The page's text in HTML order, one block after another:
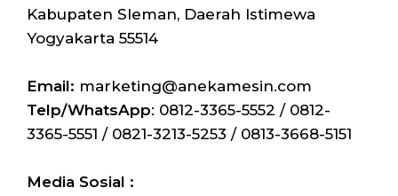
Kabupaten Sleman, Daerah Istimewa
Yogyakarta 55514
Email: marketing@anekamesin.com
Telp/WhatsApp: 0812-3365-5552 / 0812-
3365-5551 / 0821-3213-5253 / 0813-3668-5151
Media Sosial :